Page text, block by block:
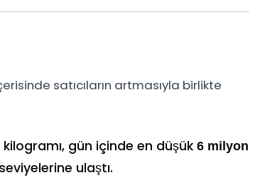
satıcıların artmasıyla birlikte
gün içinde en düşük 6 milyon
seviyelerine ulaştı.